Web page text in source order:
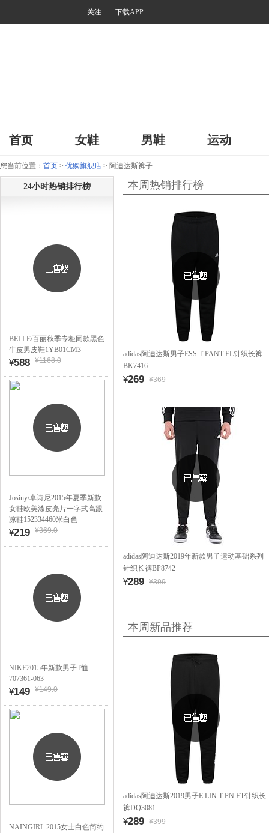
关注 下载APP
首页 女鞋 男鞋 运动
您当前位置： 首页 > 优购旗舰店 > 阿迪达斯裤子
24小时热销排行榜
BELLE/百丽秋季专柜同款黑色
牛皮男皮鞋1YB01CM3
¥588 ¥1168.0
Josiny/卓诗尼2015年夏季新款
女鞋欧美漆皮亮片一字式高跟
凉鞋152334460米白色
¥219 ¥369.0
NIKE2015年新款男子T恤
707361-063
¥149 ¥149.0
NAINGIRL 2015女士白色简约
本周热销排行榜
adidas阿迪达斯男子ESS T PANT FL针织长裤
BK7416
¥269 ¥369
adidas阿迪达斯2019年新款男子运动基础系列
针织长裤BP8742
¥289 ¥399
本周新品推荐
adidas阿迪达斯2019男子E LIN T PN FT针织长
裤DQ3081
¥289 ¥399